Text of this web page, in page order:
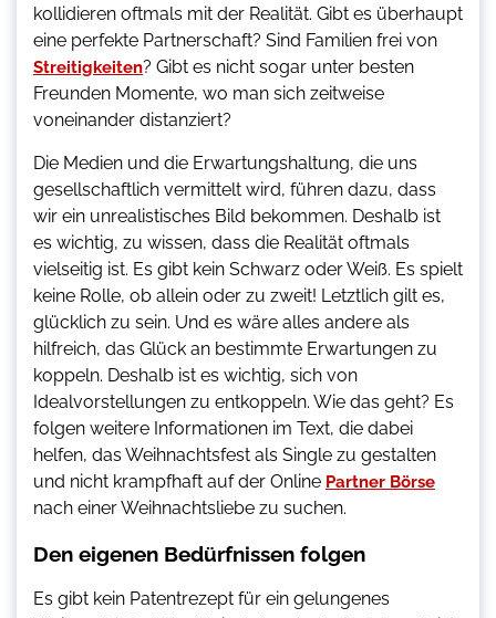
kollidieren oftmals mit der Realität. Gibt es überhaupt
eine perfekte Partnerschaft? Sind Familien frei von
Streitigkeiten? Gibt es nicht sogar unter besten
Freunden Momente, wo man sich zeitweise
voneinander distanziert?
Die Medien und die Erwartungshaltung, die uns
gesellschaftlich vermittelt wird, führen dazu, dass
wir ein unrealistisches Bild bekommen. Deshalb ist
es wichtig, zu wissen, dass die Realität oftmals
vielseitig ist. Es gibt kein Schwarz oder Weiß. Es spielt
keine Rolle, ob allein oder zu zweit! Letztlich gilt es,
glücklich zu sein. Und es wäre alles andere als
hilfreich, das Glück an bestimmte Erwartungen zu
koppeln. Deshalb ist es wichtig, sich von
Idealvorstellungen zu entkoppeln. Wie das geht? Es
folgen weitere Informationen im Text, die dabei
helfen, das Weihnachtsfest als Single zu gestalten
und nicht krampfhaft auf der Online Partner Börse
nach einer Weihnachtsliebe zu suchen.
Den eigenen Bedürfnissen folgen
Es gibt kein Patentrezept für ein gelungenes